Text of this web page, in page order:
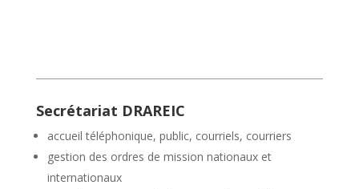
Secrétariat DRAREIC
accueil téléphonique, public, courriels, courriers
gestion des ordres de mission nationaux et
internationaux